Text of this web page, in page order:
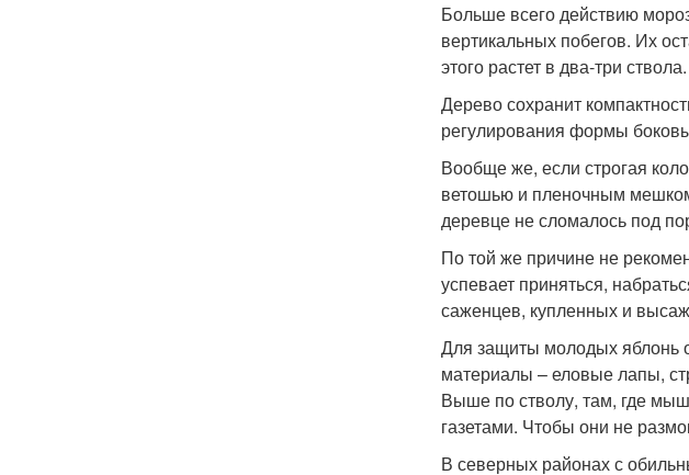
Больше всего действию
вертикальных побегов. Их
этого растет в два-три ствола.
Дерево сохранит
регулирования формы
Вообще же, если строгая
ветошью и пленочным
деревце не сломалось под
По той же причине не
успевает приняться,
саженцев, купленных и
Для защиты молодых яблонь
материалы – еловые лапы,
Выше по стволу, там, где
газетами. Чтобы они не
В северных районах с